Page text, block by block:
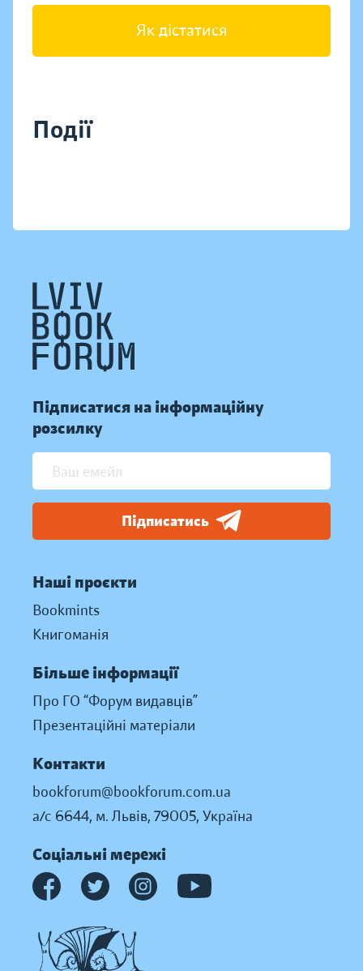
Як дістатися
Події
Підписатися на інформаційну
розсилку
Підписатись
Наші проєкти
Bookmints
Книгоманія
Більше інформації
Про ГО “Форум видавців”
Презентаційні матеріали
Контакти
bookforum@bookforum.com.ua
а/с 6644, м. Львів, 79005, Україна
Соціальні мережі